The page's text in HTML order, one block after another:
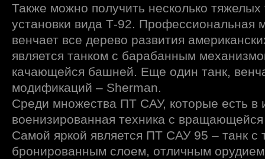
Также можно получить несколько тяжелых
установки вида Т-92. Профессиональная
венчает все дерево развития
является танком с барабанным
качающейся башней. Еще один танк,
модификаций – Sherman.
Среди множества ПТ САУ, которые есть в
военизированная техника с вращающейся
Самой яркой является ПТ САУ 95 – танк с
бронированным слоем, отличным